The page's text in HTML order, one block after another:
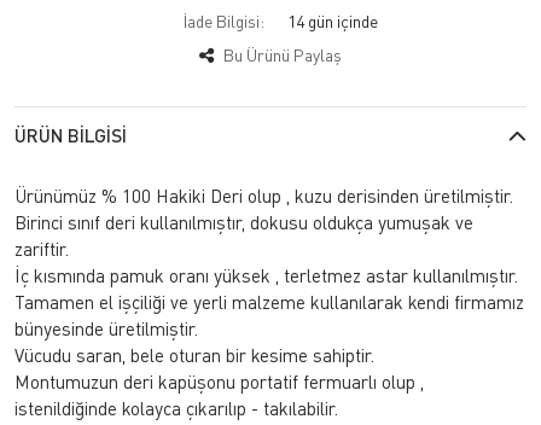
İade Bilgisi:
Bu Ürünü Paylaş
ÜRÜN BILGISI
Ürünümüz % 100 Hakiki Deri olup , kuzu derisinden üretilmiştir.
Birinci sınıf deri kullanılmıştır, dokusu oldukça yumuşak ve
zariftir.
İç kısmında pamuk oranı yüksek , terletmez astar kullanılmıştır.
Tamamen el işçiliği ve yerli malzeme kullanılarak kendi firmamız
bünyesinde üretilmiştir.
Vücudu saran, bele oturan bir kesime sahiptir.
Montumuzun deri kapüşonu portatif fermuarlı olup ,
istenildiğinde kolayca çıkarılıp - takılabilir.